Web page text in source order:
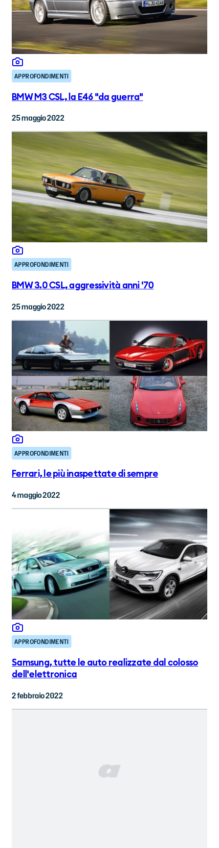
APPROFONDIMENTI
BMW M3 CSL, la E46 "da guerra"
25 maggio 2022
APPROFONDIMENTI
BMW 3.0 CSL, aggressività anni '70
25 maggio 2022
APPROFONDIMENTI
Ferrari, le più inaspettate di sempre
4 maggio 2022
APPROFONDIMENTI
Samsung, tutte le auto realizzate dal colosso
dell'elettronica
2 febbraio 2022